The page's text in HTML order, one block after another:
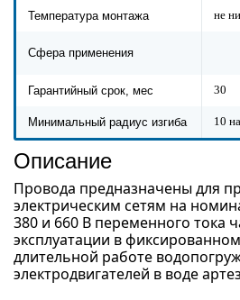
Температура монтажа не
Сфера применения
Гарантийный срок, мес 30
Минимальный радиус изгиба 10
Описание
Провода предназначены для
электрическим сетям на
380 и 660 В переменного тока
эксплуатации в
длительной работе
электродвигателей в воде